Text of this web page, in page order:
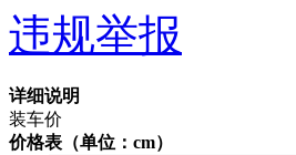
详细说明
装车价
价格表（单位：cm）
违规举报